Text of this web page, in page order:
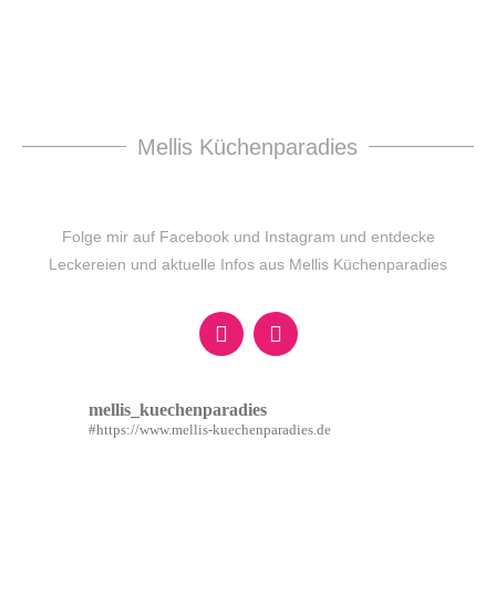
Mellis Küchenparadies
Folge mir auf Facebook und Instagram und entdecke
Leckereien und aktuelle Infos aus Mellis Küchenparadies
mellis_kuechenparadies
#https://www.mellis-kuechenparadies.de